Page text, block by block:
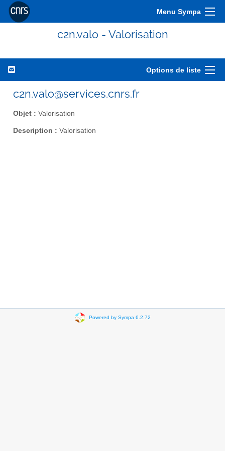
Menu Sympa
c2n.valo - Valorisation
Options de liste
c2n.valo@services.cnrs.fr
Objet : Valorisation
Description : Valorisation
Powered by Sympa 6.2.72